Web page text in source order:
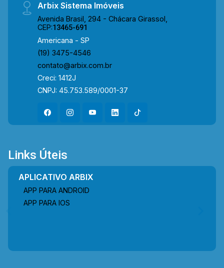
Arbix Sistema Imóveis
Avenida Brasil, 294 - Chácara Girassol,
CEP:13465-691
Americana - SP
(19) 3475-4546
contato@arbix.com.br
Creci: 1412J
CNPJ: 45.753.589/0001-37
Links Úteis
APLICATIVO ARBIX
APP PARA ANDROID
APP PARA IOS